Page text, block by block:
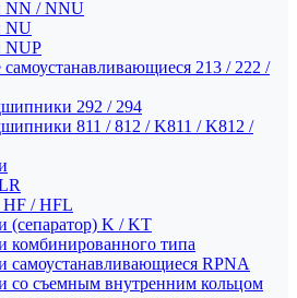
NN / NNU
NU
NUP
213 / 222 /
292 / 294
811 / 812 / K811 / K812 /
HF / HFL
(сепаратор) K / KT
комбинированного типа
RPNA
со съемным внутренним кольцом